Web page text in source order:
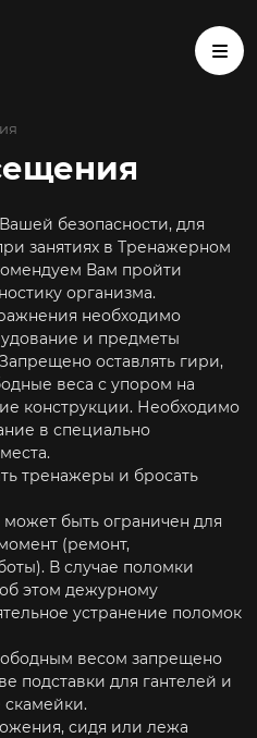
безопасности, для
занятиях в Тренажерном
Вам пройти
организма.
необходимо
и предметы
оставлять гири,
веса с упором на
конструкции. Необходимо
в специально
тренажеры и бросать
быть ограничен для
(ремонт,
В случае поломки
этом дежурному
устранение поломок
весом запрещено
подставки для гантелей и
сидя или лежа